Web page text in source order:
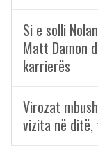
Si e solli
Matt Damon
karrierës
Virozat
vizita në